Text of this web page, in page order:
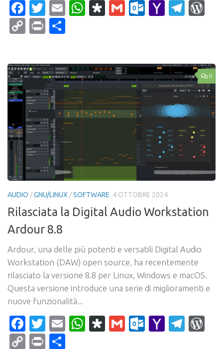
Facebook
Twitter
EmailWhatsApp
Diaspora
Gmail Yahoo
CopyPrint
0
AUDIO /GNU/LINUX /SOFTWARE 4 OTTOBRE 2024
Rilasciata la Digital Audio Workstation
Ardour 8.8
Ardour, una delle più potenti e versatili Digital Audio
Workstation (DAW) open source, ha recentemente
rilasciato la versione 8.8 per Linux, Windows e macOS.
Questa versione introduce una serie di miglioramenti e
nuove funzionalità...
Facebook
Twitter
EmailWhatsApp
Diaspora
Gmail Yahoo
CopyPrint